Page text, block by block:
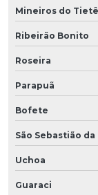
Mineiros do Tietê
Ribeirão Bonito
Roseira
Parapuã
Bofete
São Sebastião da
Uchoa
Guaraci